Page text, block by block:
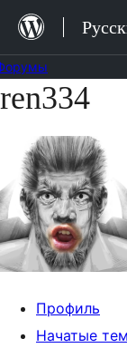
Перейти
содержимому
Перейти
содержимому
ren334
Профиль
Начатые